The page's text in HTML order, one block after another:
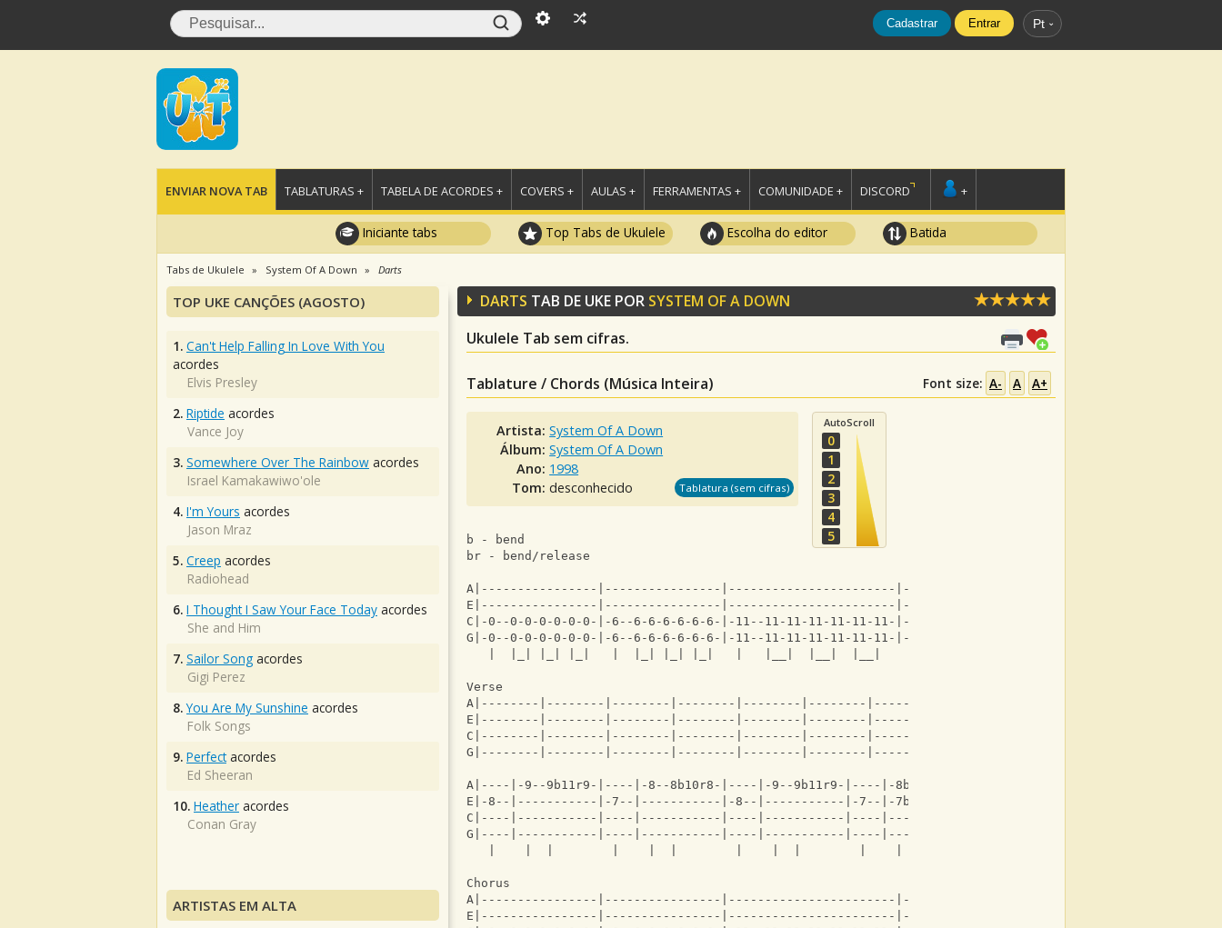
Cadastrar Entrar Pt
ENVIAR NOVA TAB TABLATURAS + TABELA DE ACORDES + COVERS + AULAS + FERRAMENTAS + COMUNIDADE + DISCORD +
Iniciante tabs Top Tabs de Ukulele Escolha do editor Batida
Tabs de Ukulele System Of A Down Darts
DARTS TAB DE UKE POR SYSTEM OF A DOWN
Ukulele Tab sem cifras.
Tablature / Chords (Música Inteira) Font size: A- A A+
Artista:System Of A Down
Álbum:System Of A Down
Ano: 1998
Tom:desconhecido Tablatura (sem cifras)
AutoScroll
0
1
2
3
4
5
b - bend
br - bend/release
A|----------------|----------------|-----------------------|----------------|
E|----------------|----------------|-----------------------|----------------|
C|-0--0-0-0-0-0-0-|-6--6-6-6-6-6-6-|-11--11-11-11-11-11-11-|-5--5-5-5-5-5-5-|x2
G|-0--0-0-0-0-0-0-|-6--6-6-6-6-6-6-|-11--11-11-11-11-11-11-|-5--5-5-5-5-5-5-|
Verse
A|--------|--------|--------|--------|--------|--------|--------|--------|
E|--------|--------|--------|--------|--------|--------|--------|--------|
C|--------|--------|--------|--------|--------|--------|--------|--------|
G|--------|--------|--------|--------|--------|--------|--------|--------|
A|----|-9--9b11r9-|----|-8--8b10r8-|----|-9--9b11r9-|----|-8b10-|
E|-8--|-----------|-7--|-----------|-8--|-----------|-7--|-7b9--|
C|----|-----------|----|-----------|----|-----------|----|------|
G|----|-----------|----|-----------|----|-----------|----|------|
Chorus
A|----------------|----------------|-----------------------|----------------|
E|----------------|----------------|-----------------------|----------------|
TOP UKE CANÇÕES (AGOSTO)
1. Can't Help Falling In Love With You
acordes
Elvis Presley
2. Riptide acordes
Vance Joy
3. Somewhere Over The Rainbow acordes
Israel Kamakawiwo'ole
4. I'm Yours acordes
Jason Mraz
5. Creep acordes
Radiohead
6. I Thought I Saw Your Face Today acordes
She and Him
7. Sailor Song acordes
Gigi Perez
8. You Are My Sunshine acordes
Folk Songs
9. Perfectacordes
Ed Sheeran
10. Heather acordes
Conan Gray
ARTISTAS EM ALTA